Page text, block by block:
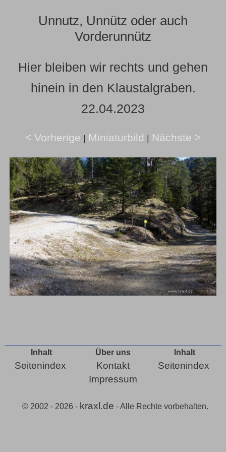
Unnutz, Unnütz oder auch
Vorderunnütz
Hier bleiben wir rechts und gehen
hinein in den Klaustalgraben.
22.04.2023
< Vorherige | Miniaturbild | Nächste >
Inhalt
Seitenindex
Über uns
Kontakt
Impressum
Inhalt
Seitenindex
© 2002 - 2026 - kraxl.de - Alle Rechte vorbehalten.